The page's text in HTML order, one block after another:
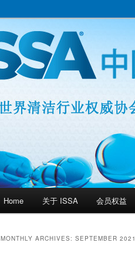
ISSA 中国
Home 关于 ISSA 会员权益
MONTHLY ARCHIVES: SEPTEMBER 2021